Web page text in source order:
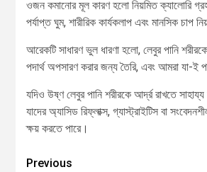
ওজন কমানোর মূল কারণ হলো নিয়মিত ক্যালোরি
পর্যাপ্ত ঘুম, শারীরিক কার্যকলাপ এবং মানসিক চাপ
আরেকটি সাধারণ ভুল ধারণা হলো, লেবুর পানি
পদার্থ অপসারণ করার জন্য তৈরি, এবং আমরা যা-ই
যদিও উষ্ণ লেবুর পানি শরীরকে আর্দ্র রাখতে
যাদের অ্যাসিড রিফ্লাক্স, গ্যাস্ট্রাইটিস বা
ক্ষয় করতে পারে।
Previous